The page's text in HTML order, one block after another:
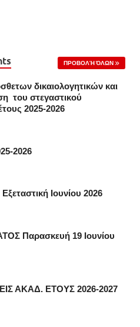
ΠΡΟΒΟΛΉ ΌΛΩΝ
δικαιολογητικών και
του στεγαστικού
2025-2026
2026
Ιουνίου 2026
Παρασκευή 19 Ιουνίου
ΑΚΑΔ. ΕΤΟΥΣ 2026-2027